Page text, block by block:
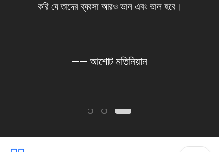
করি যে তাদের ব্যবসা আরও ভাল এবং ভাল হবে।
—— আশোট মতিনিয়ান